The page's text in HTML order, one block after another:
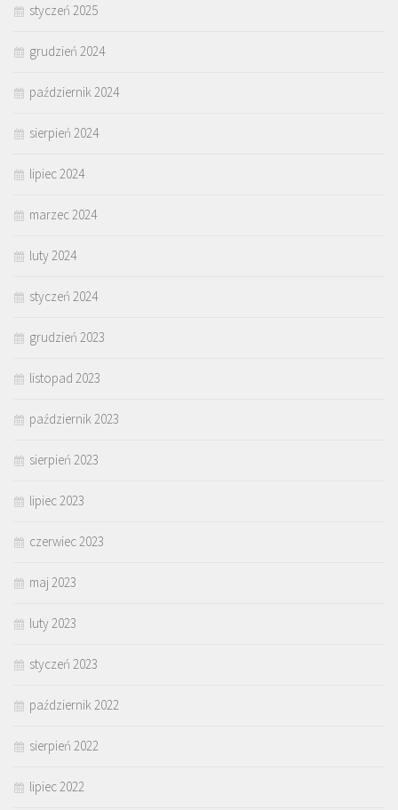
styczeń 2025
grudzień 2024
październik 2024
sierpień 2024
lipiec 2024
marzec 2024
luty 2024
styczeń 2024
grudzień 2023
listopad 2023
październik 2023
sierpień 2023
lipiec 2023
czerwiec 2023
maj 2023
luty 2023
styczeń 2023
październik 2022
sierpień 2022
lipiec 2022